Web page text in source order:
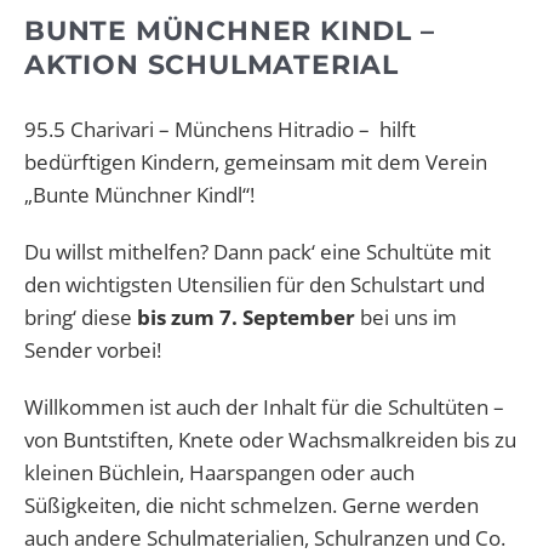
BUNTE MÜNCHNER KINDL –
AKTION SCHULMATERIAL
95.5 Charivari – Münchens Hitradio – hilft
bedürftigen Kindern, gemeinsam mit dem Verein
„Bunte Münchner Kindl“!
Du willst mithelfen? Dann pack‘ eine Schultüte mit
den wichtigsten Utensilien für den Schulstart und
bring‘ diese bis zum 7. September bei uns im
Sender vorbei!
Willkommen ist auch der Inhalt für die Schultüten –
von Buntstiften, Knete oder Wachsmalkreiden bis zu
kleinen Büchlein, Haarspangen oder auch
Süßigkeiten, die nicht schmelzen. Gerne werden
auch andere Schulmaterialien, Schulranzen und Co.